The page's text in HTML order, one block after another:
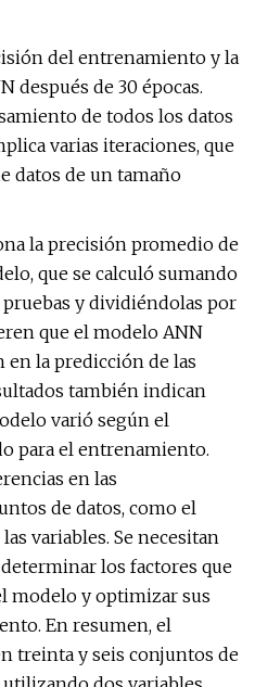
del entrenamiento y la
después de 30 épocas.
de todos los datos
varias iteraciones, que
datos de un tamaño
la precisión promedio de
que se calculó sumando
y dividiéndolas por
que el modelo ANN
la predicción de las
también indican
varió según el
para el entrenamiento.
en las
de datos, como el
variables. Se necesitan
los factores que
modelo y optimizar sus
En resumen, el
treinta y seis conjuntos de